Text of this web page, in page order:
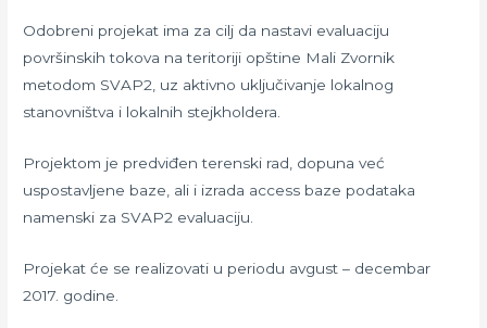
Odobreni projekat ima za cilj da nastavi evaluaciju
površinskih tokova na teritoriji opštine Mali Zvornik
metodom SVAP2, uz aktivno uključivanje lokalnog
stanovništva i lokalnih stejkholdera.
Projektom je predviđen terenski rad, dopuna već
uspostavljene baze, ali i izrada access baze podataka
namenski za SVAP2 evaluaciju.
Projekat će se realizovati u periodu avgust – decembar
2017. godine.